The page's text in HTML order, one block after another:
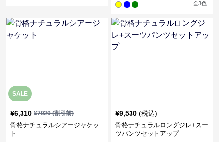
全3色
SALE
¥6,310 ¥7020(割引前)
骨格ナチュラルシアージャケッ
ト
¥9,530 (税込)
骨格ナチュラルロングジレ+スー
ツパンツセットアップ